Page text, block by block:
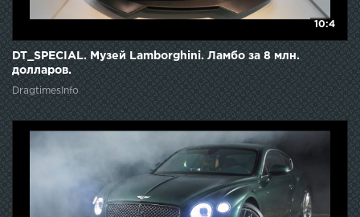
10:4
DT_SPECIAL. Музей Lamborghini. Ламбо за 8 млн.
долларов.
DragtimesInfo